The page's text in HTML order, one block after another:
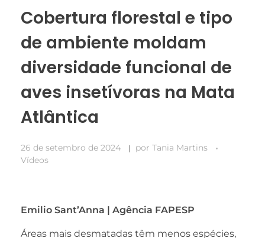
Cobertura florestal e tipo
de ambiente moldam
diversidade funcional de
aves insetívoras na Mata
Atlântica
26 de setembro de 2024 por Tania Martins
Vídeos
Emilio Sant’Anna | Agência FAPESP
Áreas mais desmatadas têm menos espécies,